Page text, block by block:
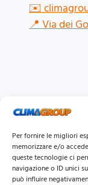
Per fornire le migliori
memorizzare e/o
queste tecnologie ci
navigazione o ID unici
può influire
✉️
📍Via dei